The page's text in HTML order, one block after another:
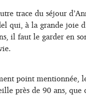
trace du séjour
qui, à la grande joie
il faut le garder en
point mentionnée,
près de 90 ans,